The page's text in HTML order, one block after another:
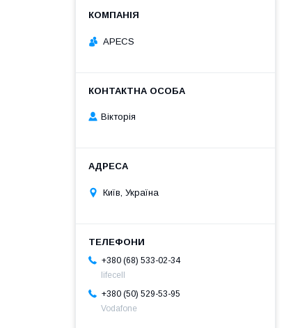
APECS
Вікторія
Київ, Україна
+380 (68) 533-02-34
lifecell
+380 (50) 529-53-95
Vodafone